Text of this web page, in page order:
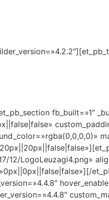
fb_built=»1″
LogoLeuzagi4.png»